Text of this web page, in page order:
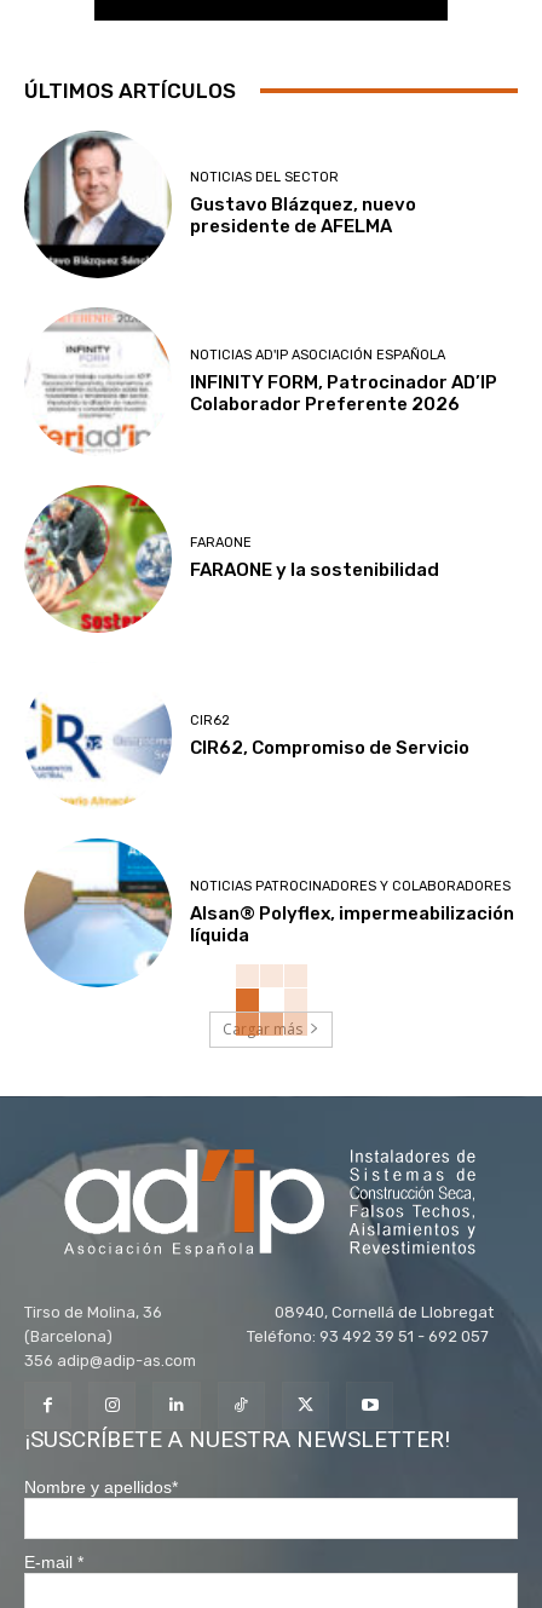
ÚLTIMOS ARTÍCULOS
NOTICIAS DEL SECTOR
Gustavo Blázquez, nuevo
presidente de AFELMA
NOTICIAS AD'IP ASOCIACIÓN ESPAÑOLA
INFINITY FORM, Patrocinador AD’IP
Colaborador Preferente 2026
FARAONE
FARAONE y la sostenibilidad
CIR62
CIR62, Compromiso de Servicio
NOTICIAS PATROCINADORES Y COLABORADORES
Alsan® Polyflex, impermeabilización
líquida
Cargar más
Tirso de Molina, 36 08940, Cornellá de Llobregat
(Barcelona) Teléfono: 93 492 39 51 - 692 057
356 adip@adip-as.com
¡SUSCRÍBETE A NUESTRA NEWSLETTER!
Nombre y apellidos*
E-mail *